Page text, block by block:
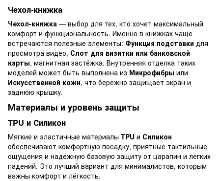
Чехол-книжка
Чехол-книжка — выбор для тех, кто хочет максимальный
комфорт и функциональность. Именно в книжках чаще
встречаются полезные элементы: Функция подставки для
просмотра видео, Слот для визитки или банковской
карты, магнитная застёжка. Внутренняя отделка таких
моделей может быть выполнена из Микрофибры или
Искусственной кожи, что бережно защищает экран и
заднюю крышку.
Материалы и уровень защиты
TPU и Силикон
Мягкие и эластичные материалы TPU и Силикон
обеспечивают комфортную посадку, приятные тактильные
ощущения и надёжную базовую защиту от царапин и лёгких
падений. Это лучший вариант для минималистов, которым
важны комфорт и лёгкость.